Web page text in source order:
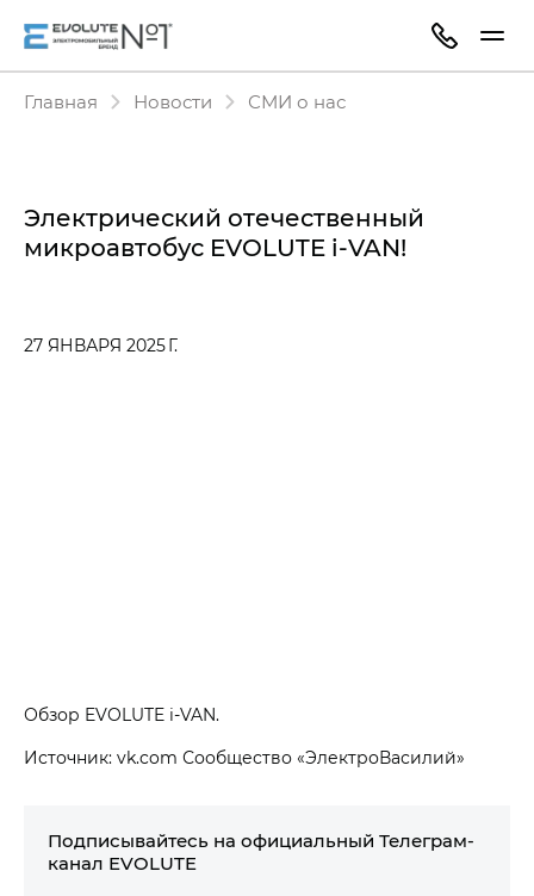
Главная Новости СМИ о нас
Электрический отечественный
микроавтобус EVOLUTE i‑VAN!
27 ЯНВАРЯ 2025 Г.
Обзор EVOLUTE i‑VAN.
Источник: vk.com Сообщество «ЭлектроВасилий»
Подписывайтесь на официальный Телеграм-
канал EVOLUTE